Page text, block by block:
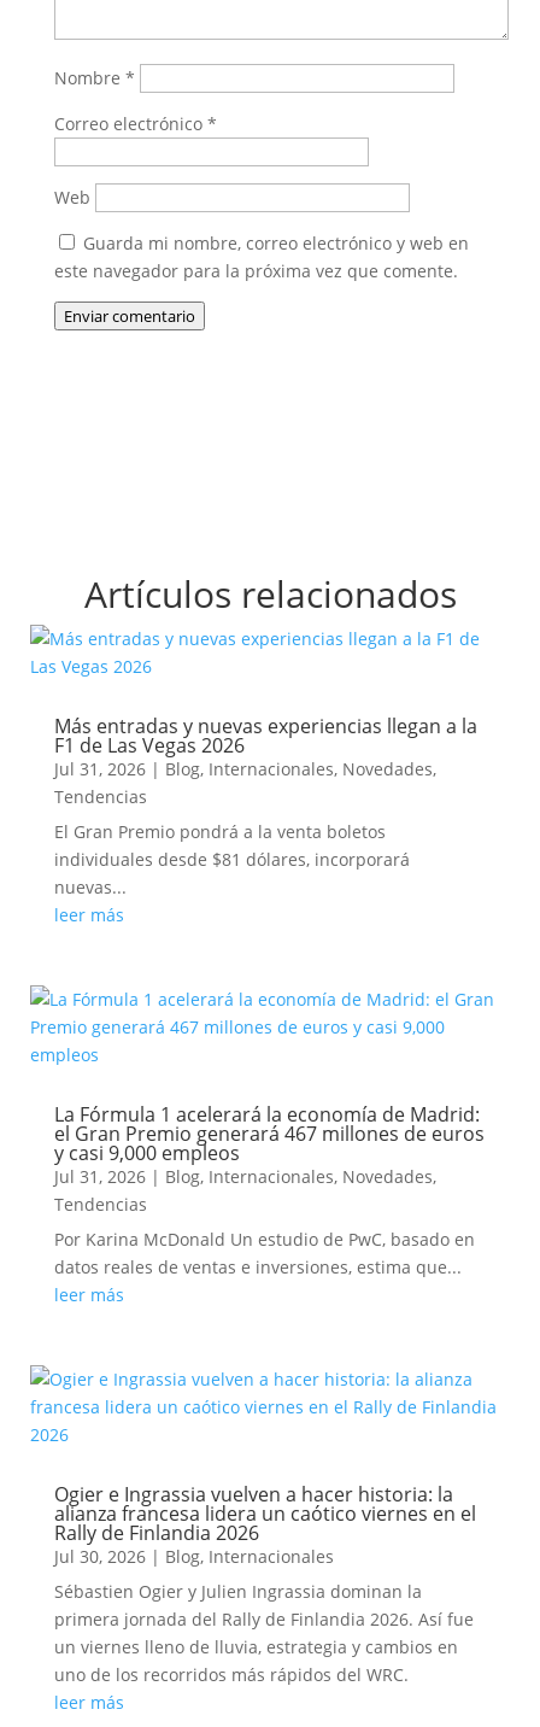
Nombre *
Correo electrónico *
Web
Guarda mi nombre, correo electrónico y web en
este navegador para la próxima vez que comente.
Enviar comentario
Artículos relacionados
Más entradas y nuevas experiencias llegan a la
F1 de Las Vegas 2026
Jul 31, 2026| Blog, Internacionales, Novedades,
Tendencias
El Gran Premio pondrá a la venta boletos
individuales desde $81 dólares, incorporará
nuevas...
leer más
La Fórmula 1 acelerará la economía de Madrid:
el Gran Premio generará 467 millones de euros
y casi 9,000 empleos
Jul 31, 2026| Blog, Internacionales, Novedades,
Tendencias
Por Karina McDonald Un estudio de PwC, basado en
datos reales de ventas e inversiones, estima que...
leer más
Ogier e Ingrassia vuelven a hacer historia: la
alianza francesa lidera un caótico viernes en el
Rally de Finlandia 2026
Jul 30, 2026| Blog, Internacionales
Sébastien Ogier y Julien Ingrassia dominan la
primera jornada del Rally de Finlandia 2026. Así fue
un viernes lleno de lluvia, estrategia y cambios en
uno de los recorridos más rápidos del WRC.
leer más